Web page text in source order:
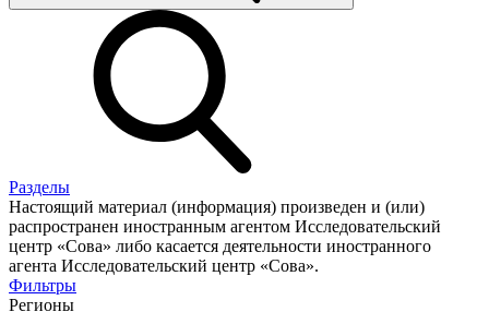
Разделы
Настоящий материал (информация) произведен и (или)
распространен иностранным агентом Исследовательский
центр «Сова» либо касается деятельности иностранного
агента Исследовательский центр «Сова».
Фильтры
Регионы